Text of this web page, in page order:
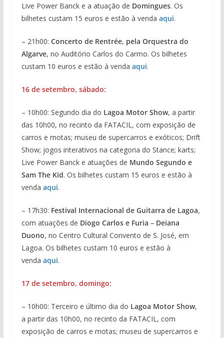
Live Power Banck e a atuação de Domingues. Os
bilhetes custam 15 euros e estão à venda aqui.
– 21h00: Concerto de Rentrée, pela Orquestra do
Algarve, no Auditório Carlos do Carmo. Os bilhetes
custam 10 euros e estão à venda aqui.
16 de setembro, sábado:
– 10h00: Segundo dia do Lagoa Motor Show, a partir
das 10h00, no recinto da FATACIL, com exposição de
carros e motas; museu de supercarros e exóticos; Drift
Show; jogos interativos na categoria do Stance; karts;
Live Power Banck e atuações de Mundo Segundo e
Sam The Kid. Os bilhetes custam 15 euros e estão à
venda aqui.
– 17h30: Festival Internacional de Guitarra de Lagoa,
com atuações de Diogo Carlos e Furia – Deiana
Duono, no Centro Cultural Convento de S. José, em
Lagoa. Os bilhetes custam 10 euros e estão à
venda aqui.
17 de setembro, domingo:
– 10h00: Terceiro e último dia do Lagoa Motor Show,
a partir das 10h00, no recinto da FATACIL, com
exposição de carros e motas; museu de supercarros e